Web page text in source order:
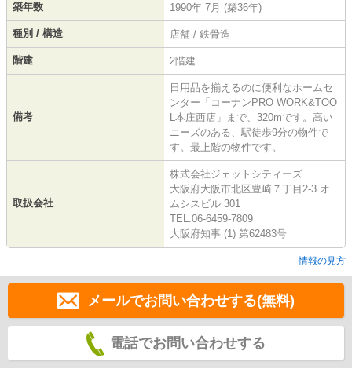
築年数 1990年 7月 (築36年)
種別 / 構造 店舗 / 鉄骨造
階建 2階建
備考
日用品を揃えるのに便利なホームセ
ンター「コーナンPRO WORK&TOO
L本庄西店」まで、320mです。高い
ニーズのある、駅徒歩9分の物件で
す。最上階の物件です。
取扱会社
株式会社ジェットシティーズ
大阪府大阪市北区豊崎７丁目2-3 オ
ムシスビル 301
TEL:06-6459-7809
大阪府知事 (1) 第62483号
情報の見方
メールでお問い合わせする(無料)
電話でお問い合わせする